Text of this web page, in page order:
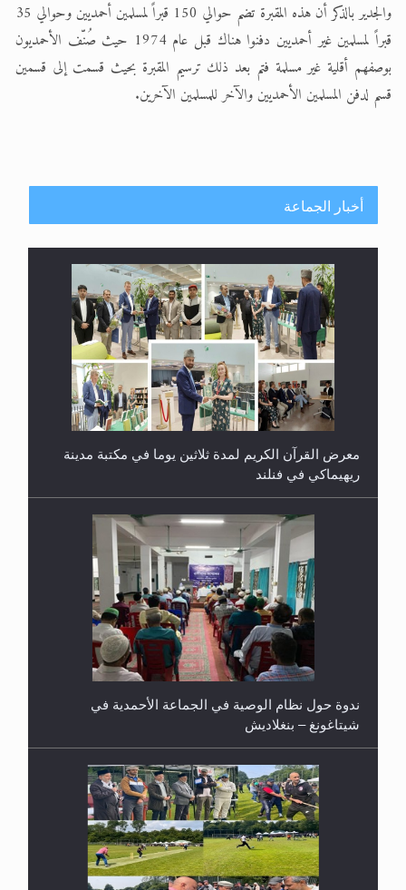
والجدير بالذكر أن هذه المقبرة تضم حوالي 150 قبراً لمسلمين أحمديين وحوالي 35
قبراً لمسلمين غير أحمديين دفنوا هناك قبل عام 1974 حيث صُنّف الأحمديون
بوصفهم أقلية غير مسلمة فتم بعد ذلك ترسيم المقبرة بحيث قسمت إلى قسمين
قسم لدفن المسلمين الأحمديين والآخر للمسلمين الآخرين.
أخبار الجماعة
معرض القرآن الكريم لمدة ثلاثين يوما في مكتبة مدينة
ريهيماكي في فنلند
ندوة حول نظام الوصية في الجماعة الأحمدية في
شيتاغونغ – بنغلاديش